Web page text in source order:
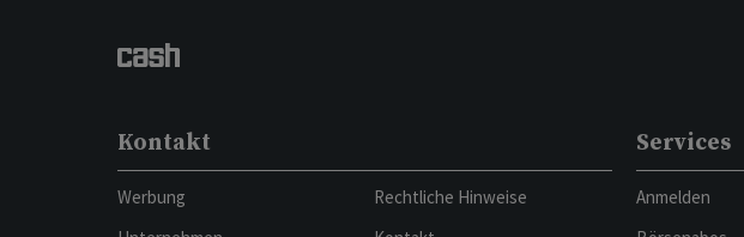
Kontakt
Werbung
Rechtliche Hinweise
Services
Anmelden